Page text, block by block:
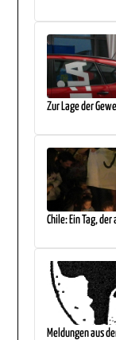
Zur Lage der
Chile: Ein Tag,
Meldungen aus